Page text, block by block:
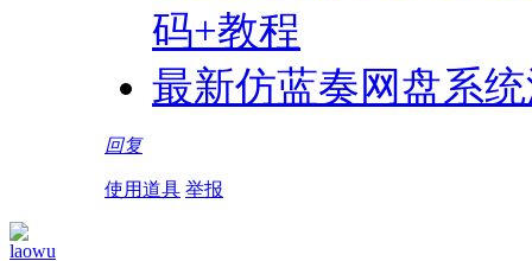
码+教程
最新仿蓝奏网盘系
回复
使用道具 举报
laowu